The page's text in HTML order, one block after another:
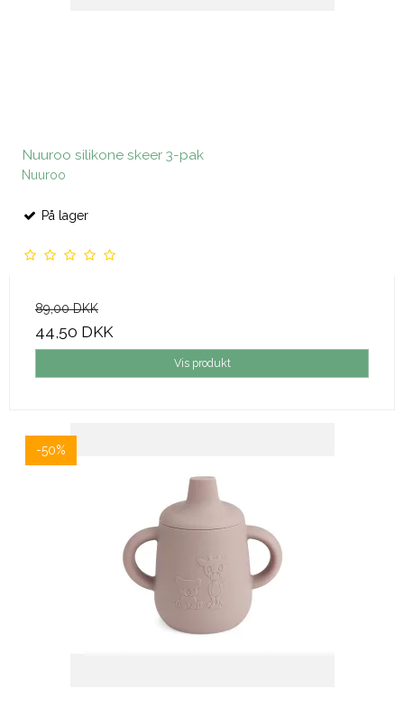
Nuuroo silikone skeer 3-pak
Nuuroo
På lager
89,00 DKK
44,50 DKK
Vis produkt
-50%